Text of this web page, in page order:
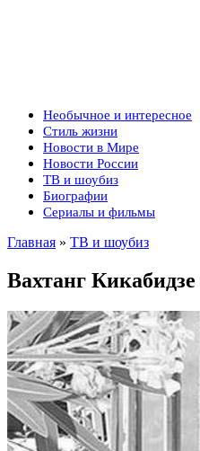
Необычное и интересное
Стиль жизни
Новости в Мире
Новости России
ТВ и шоубиз
Биографии
Сериалы и фильмы
Главная » ТВ и шоубиз
Вахтанг